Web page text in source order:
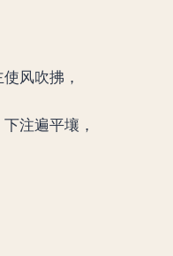
风吹拂，
注遍平壤，